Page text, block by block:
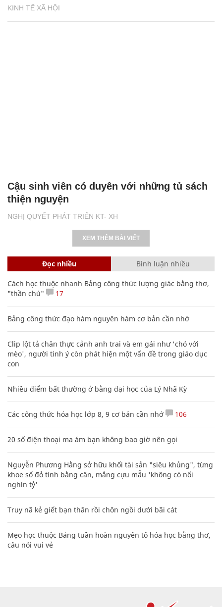
KINH TẾ XÃ HỘI
NGHỊ QUYẾT PHÁT TRIỂN KT- XH
Cậu sinh viên có duyên với những tủ sách
thiện nguyện
XEM THÊM BÀI VIẾT
Đọc nhiều Bình luận nhiều
Cách học thuộc nhanh Bảng công thức lượng giác bằng thơ,
"thần chú"
17
Bảng công thức đạo hàm nguyên hàm cơ bản cần nhớ
Clip lột tả chân thực cảnh anh trai và em gái như 'chó với
mèo', người tinh ý còn phát hiện một vấn đề trong giáo dục
con
Nhiều điểm bất thường ở bằng đại học của Lý Nhã Kỳ
Các công thức hóa học lớp 8, 9 cơ bản cần nhớ 106
20 số điện thoại ma ám bạn không bao giờ nên gọi
Nguyễn Phương Hằng sở hữu khối tài sản "siêu khủng", từng
khoe sổ đỏ tính bằng cân, mắng cựu mẫu 'không có nổi
nghìn tỷ'
Truy nã kẻ giết bạn thân rồi chôn ngồi dưới bãi cát
Mẹo học thuộc Bảng tuần hoàn nguyên tố hóa học bằng thơ,
câu nói vui vẻ